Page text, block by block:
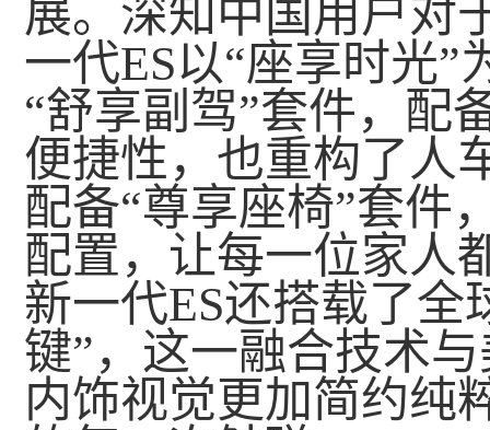
展。深知中国用户对
一代ES以“座享时光
“舒享副驾”套件，配
便捷性，也重构了人
配备“尊享座椅”套件
配置，让每一位家人
新一代ES还搭载了全
键”，这一融合技术
内饰视觉更加简约纯